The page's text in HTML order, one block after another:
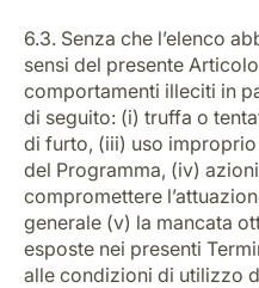
6.3. Senza che l’elenco
sensi del presente
comportamenti illeciti in
di seguito: (i) truffa o
di furto, (iii) uso
del Programma, (iv)
compromettere
generale (v) la mancata
esposte nei presenti
alle condizioni di utilizzo